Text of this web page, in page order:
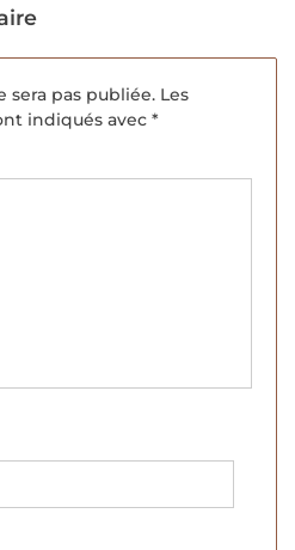
sera pas publiée. Les
indiqués avec *